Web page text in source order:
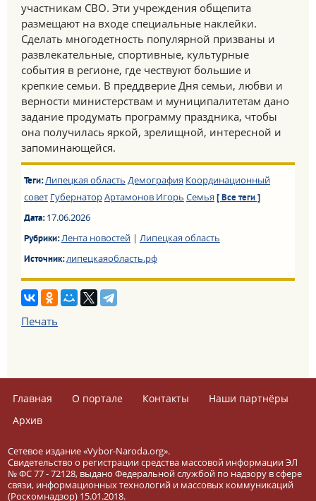
участникам СВО. Эти учреждения общепита
размещают на входе специальные наклейки.
Сделать многодетность популярной призваны и
развлекательные, спортивные, культурные
события в регионе, где чествуют большие и
крепкие семьи. В преддверие Дня семьи, любви и
верности министерствам и муниципалитетам дано
задание продумать программу праздника, чтобы
она получилась яркой, зрелищной, интересной и
запоминающейся.
Теги:Липецкая область Демография Координационный
совет ГубернаторАртамонов Игорь Семья [ Все теги ]
Дата:17.06.2026
Рубрики:Лента новостей| Липецкая область
Источник:липецкаяобласть.рф
Печать
Главная О портале Контакты
Наши партнёры
Архив
Сетевое издание «Vybor-Naroda.org».
Свидетельство о регистрации средства массовой информации ЭЛ
№ ФС 77 - 72128, выдано Федеральной службой по надзору в сфере
связи, информационных технологий и массовых коммуникаций
(Роскомнадзор) 15.01.2018.